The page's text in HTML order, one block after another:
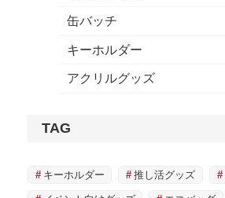
缶バッチ
キーホルダー
アクリルグッズ
TAG
キーホルダー 推し活グッズ